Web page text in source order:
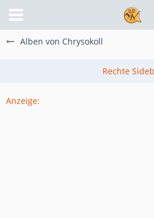
Alben von Chrysokoll
Anzeige: